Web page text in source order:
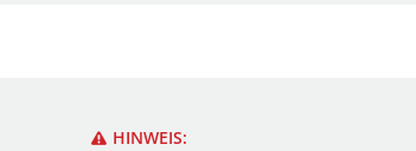
HINWEIS: